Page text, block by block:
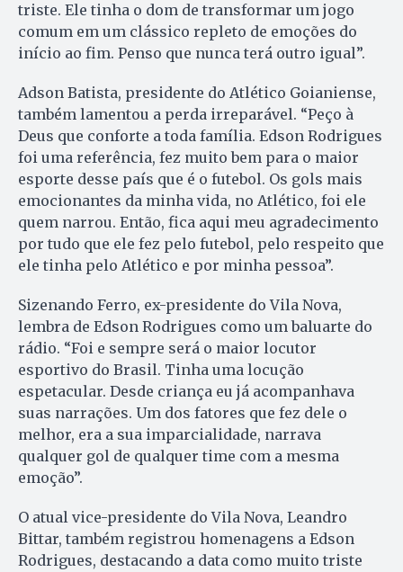
triste. Ele tinha o dom de transformar um jogo
comum em um clássico repleto de emoções do
início ao fim. Penso que nunca terá outro igual”.
Adson Batista, presidente do Atlético Goianiense,
também lamentou a perda irreparável. “Peço à
Deus que conforte a toda família. Edson Rodrigues
foi uma referência, fez muito bem para o maior
esporte desse país que é o futebol. Os gols mais
emocionantes da minha vida, no Atlético, foi ele
quem narrou. Então, fica aqui meu agradecimento
por tudo que ele fez pelo futebol, pelo respeito que
ele tinha pelo Atlético e por minha pessoa”.
Sizenando Ferro, ex-presidente do Vila Nova,
lembra de Edson Rodrigues como um baluarte do
rádio. “Foi e sempre será o maior locutor
esportivo do Brasil. Tinha uma locução
espetacular. Desde criança eu já acompanhava
suas narrações. Um dos fatores que fez dele o
melhor, era a sua imparcialidade, narrava
qualquer gol de qualquer time com a mesma
emoção”.
O atual vice-presidente do Vila Nova, Leandro
Bittar, também registrou homenagens a Edson
Rodrigues, destacando a data como muito triste